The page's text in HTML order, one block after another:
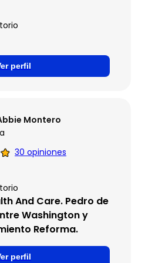
perfil
Montero
30 opiniones
And Care. Pedro de
Washington y
Reforma.
perfil